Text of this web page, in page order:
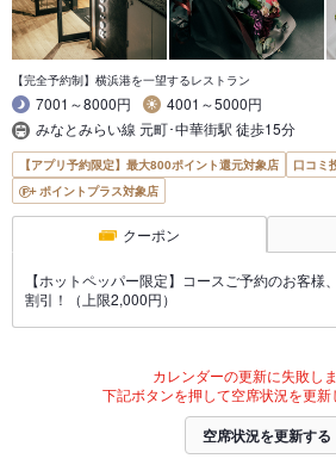
【完全予約制】横浜港を一望するレストラン
7001～8000円
4001～5000円
みなとみらい線 元町･中華街駅 徒歩15分
【アプリ予約限定】最大800ポイント還元対象店
口コミ
ポイントプラス対象店
クーポン
【ホットペッパー限定】コースご予約のお客様
割引！（上限2,000円）
カレンダーの更新に失敗しま
下記ボタンを押して空席状況を更新
空席状況を更新する